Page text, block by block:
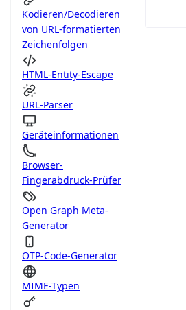
Kodieren/Decodieren
von URL-formatierten
Zeichenfolgen
HTML-Entity-Escape
URL-Parser
Geräteinformationen
Browser-
Fingerabdruck-Prüfer
Open Graph Meta-
Generator
OTP-Code-Generator
MIME-Typen